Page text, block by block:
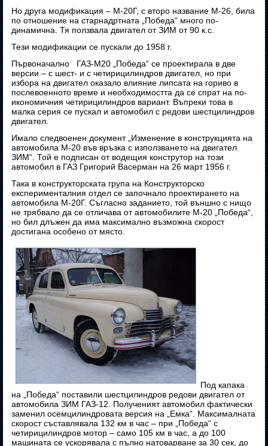
Но друга модификация – М-20Г, с второ название М-26, била
по отношение на старнадртната „Победа“ много по-
динамична. Тя ползвала двигател от ЗИМ от 90 к.с.
Тези модификации се пускали до 1958 г.
Първоначално ГАЗ-М20 „Победа“ се проектирала в две
версии – с шест- и с четирицилиндров двигател, но при
избора на двигател оказало влияние липсата на гориво в
послевоенното време и необходимостта да се спрат на по-
икономичния четирицилиндров вариант. Въпреки това в
малка серия се пускал и автомобил с редови шестцилиндров
двигател.
Имало следвоенен документ „Изменение в конструкцията на
автомобила М-20 във връзка с използването на двигател
ЗИМ“. Той е подписан от водещия конструтор на този
автомобил в ГАЗ Григорий Васерман на 26 март 1956 г.
Така в конструкторската група на Конструкторско
експерименталния отдел се започнало проектирането на
автомобила М-20Г. Съгласно заданието, той външно с нищо
не трябвало да се отличава от автомобилите М-20 „Победа“,
но бил длъжен да има максимално възможна скорост
достигана особено от място.
Под капака
на „Победа“ поставили шестцилиндров редови двигател от
автомобила ЗИМ ГАЗ-12. Полученият автомобил фактически
заменил осемцилиндровата версия на „Емка“. Максималната
скорост съставлявала 132 км в час – при „Победа“ с
четирицилиндров мотор – само 105 км в час, а до 100
машината се ускорявала с пълно натоварване за 30 сек, до